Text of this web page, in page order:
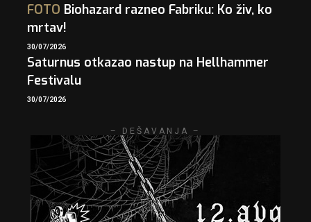
FOTO Biohazard razneo Fabriku: Ko živ, ko
mrtav!
30/07/2026
Saturnus otkazao nastup na Hellhammer
Festivalu
30/07/2026
– DEŠAVANJA –